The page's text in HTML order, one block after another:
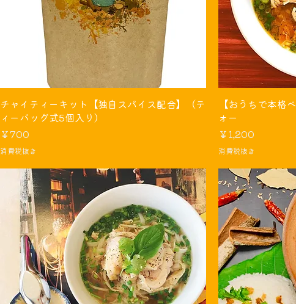
チャイティーキット【独自スパイス配合】（テ
ィーバッグ式5個入り）
価格
￥700
消費税抜き
【おうちで本格
ォー
価格
￥1,200
消費税抜き